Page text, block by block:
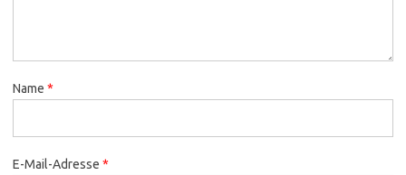
Name *
E-Mail-Adresse *